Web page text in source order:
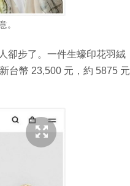
。
卻步了。一件生蠔印花羽絨
台幣 23,500 元，約 5875 元